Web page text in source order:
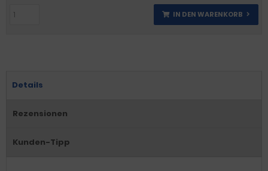
IN DEN WARENKORB
Details
Rezensionen
Kunden-Tipp